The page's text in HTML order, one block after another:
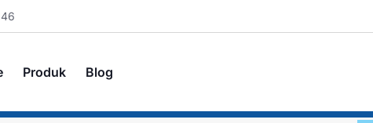
Produk Blog